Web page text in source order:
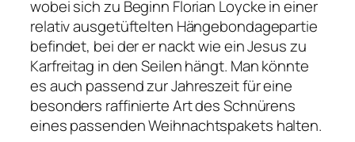
wobei sich zu Beginn Florian Loycke in einer
relativ ausgetüftelten Hängebondagepartie
befindet, bei der er nackt wie ein Jesus zu
Karfreitag in den Seilen hängt. Man könnte
es auch passend zur Jahreszeit für eine
besonders raffinierte Art des Schnürens
eines passenden Weihnachtspakets halten.